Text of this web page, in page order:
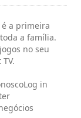
é a primeira
a família.
no seu
Log in